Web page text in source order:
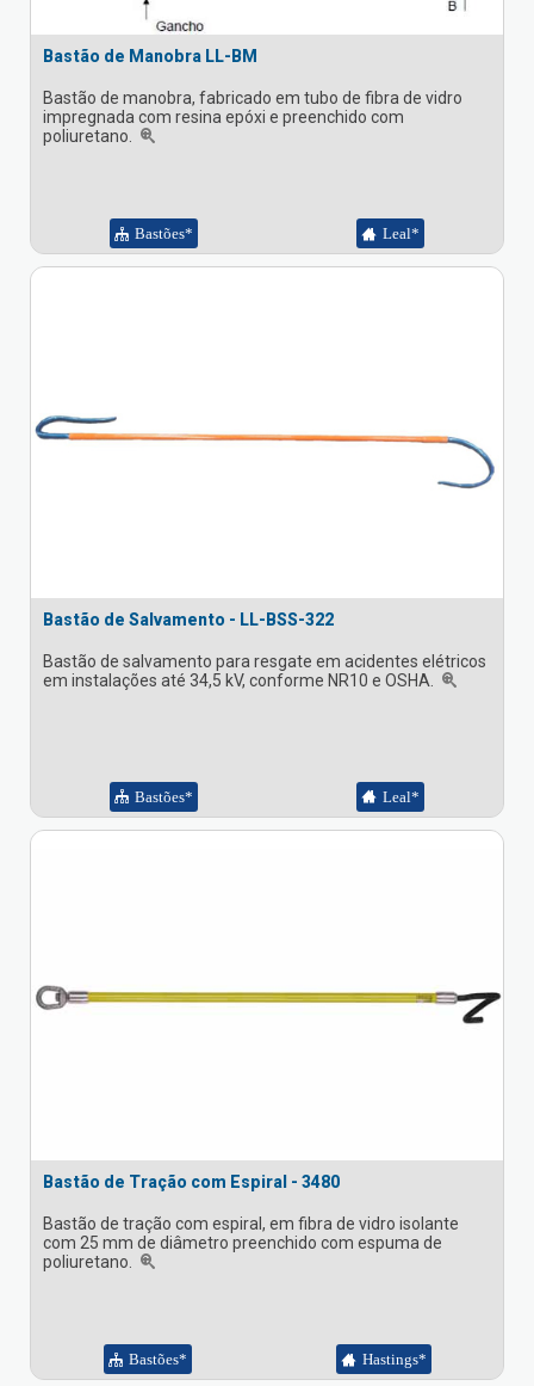
Bastão de Manobra LL-BM
Bastão de manobra, fabricado em tubo de fibra de vidro
impregnada com resina epóxi e preenchido com
poliuretano.
Bastões* Leal*
Bastão de Salvamento - LL-BSS-322
Bastão de salvamento para resgate em acidentes elétricos
em instalações até 34,5 kV, conforme NR10 e OSHA.
Bastões* Leal*
Bastão de Tração com Espiral - 3480
Bastão de tração com espiral, em fibra de vidro isolante
com 25 mm de diâmetro preenchido com espuma de
poliuretano.
Bastões* Hastings*